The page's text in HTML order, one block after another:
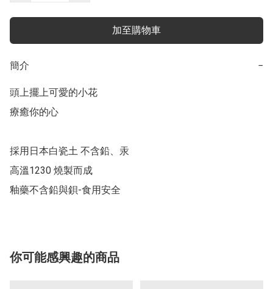
加至購物車
簡介 −
頭上擺上可愛的小花
療癒你的心
採用日本白瓷土 不含鉛、汞
高溫1230 燒製而成
釉藥不含鉛與鋇-食用安全
你可能感興趣的商品